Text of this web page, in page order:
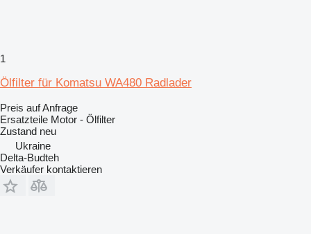
1
Ölfilter für Komatsu WA480 Radlader
Preis auf Anfrage
Ersatzteile Motor - Ölfilter
Zustand neu
Ukraine
Delta-Budteh
Verkäufer kontaktieren